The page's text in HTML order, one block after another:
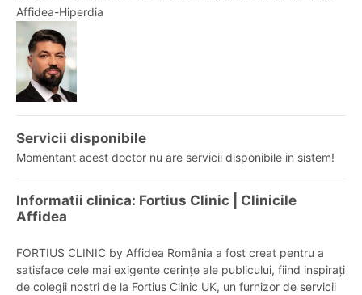
Affidea-Hiperdia
Servicii disponibile
Momentant acest doctor nu are servicii disponibile in sistem!
Informatii clinica: Fortius Clinic | Clinicile
Affidea
FORTIUS CLINIC by Affidea România a fost creat pentru a
satisface cele mai exigente cerințe ale publicului, fiind inspirați
de colegii noștri de la Fortius Clinic UK, un furnizor de servicii